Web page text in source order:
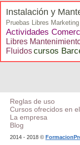
Instalación y
Pruebas Libres
Actividades
Libres
Fluidoscursos
Reglas de uso
Cursos ofrecidos en
La empresa
Blog
2014 - 2018 ©